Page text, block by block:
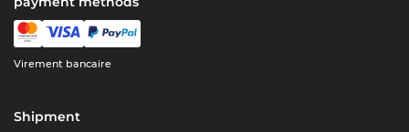
Virement bancaire
Shipment